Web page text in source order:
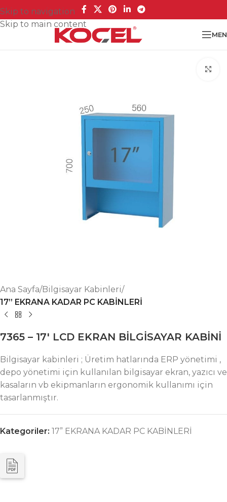
Skip to navigation
Skip to main content
Ana Sayfa Bilgisayar Kabinleri
17” EKRANA KADAR PC KABİNLERİ
7365 – 17′ LCD EKRAN BİLGİSAYAR KABİNİ
Bilgisayar kabinleri ; Üretim hatlarında ERP yönetimi ,
depo yönetimi için kullanılan bilgisayar ekran, yazıcı ve
kasaların vb ekipmanların ergonomik kullanımı için
tasarlanmıştır.
Kategoriler: 17” EKRANA KADAR PC KABİNLERİ